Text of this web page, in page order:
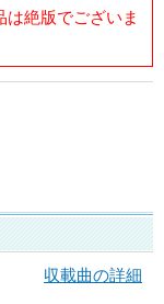
絶版でございま
収載曲の詳細